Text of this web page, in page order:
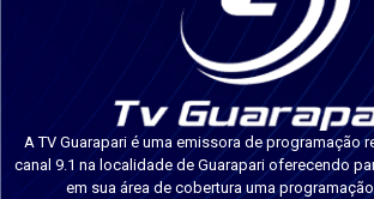
A TV Guarapari é uma emissora de programação
canal 9.1 na localidade de Guarapari oferecendo
em sua área de cobertura uma